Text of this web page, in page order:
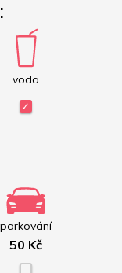
voda
parkování
50 Kč